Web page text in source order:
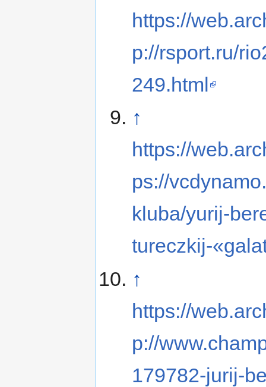
https://
p://rsport.ru/
249.html
↑
https://
ps://
kluba/yurij-
tureczkij-
↑
https://
p://
179782-jurij-